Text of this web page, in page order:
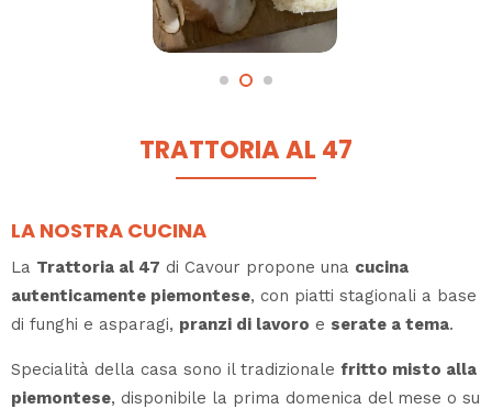
TRATTORIA AL 47
LA NOSTRA CUCINA
La Trattoria al 47 di Cavour propone una cucina
autenticamente piemontese, con piatti stagionali a base
di funghi e asparagi, pranzi di lavoro e serate a tema.
Specialità della casa sono il tradizionale fritto misto alla
piemontese, disponibile la prima domenica del mese o su